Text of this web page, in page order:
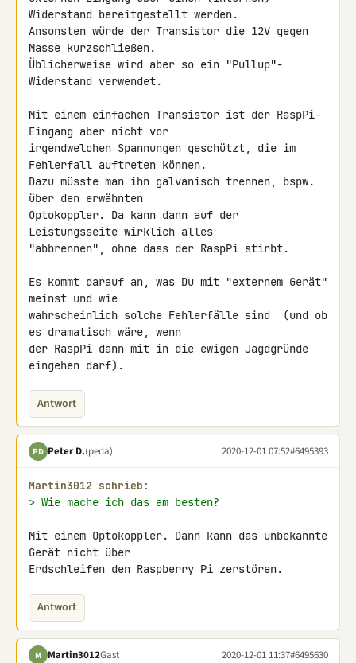
Widerstand bereitgestellt werden.
Ansonsten würde der Transistor die 12V gegen
Masse kurzschließen.
Üblicherweise wird aber so ein "Pullup"-
Widerstand verwendet.
Mit einem einfachen Transistor ist der RaspPi-
Eingang aber nicht vor
irgendwelchen Spannungen geschützt, die im
Fehlerfall auftreten können.
Dazu müsste man ihn galvanisch trennen, bspw.
über den erwähnten
Optokoppler. Da kann dann auf der
Leistungsseite wirklich alles
"abbrennen", ohne dass der RaspPi stirbt.
Es kommt darauf an, was Du mit "externem Gerät"
meinst und wie
wahrscheinlich solche Fehlerfälle sind  (und ob
es dramatisch wäre, wenn
der RaspPi dann mit in die ewigen Jagdgründe
eingehen darf).
Antwort
PD Peter D.(peda) 2020-12-01 07:52#6495393
Martin3012 schrieb:
> Wie mache ich das am besten?
Mit einem Optokoppler. Dann kann das unbekannte
Gerät nicht über
Erdschleifen den Raspberry Pi zerstören.
Antwort
M Martin3012Gast 2020-12-01 11:37#6495630